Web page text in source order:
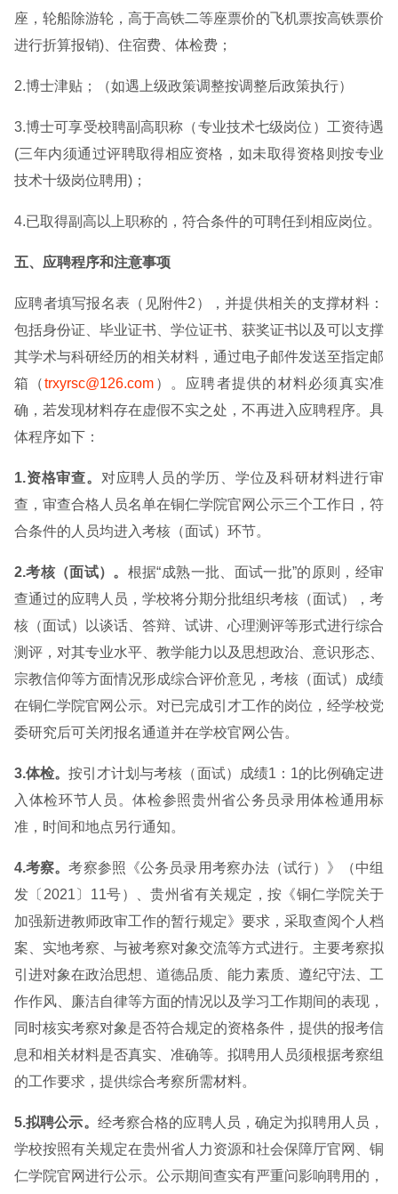
座，轮船除游轮，高于高铁二等座票价的飞机票按高铁票价
进行折算报销)、住宿费、体检费；
2.博士津贴；（如遇上级政策调整按调整后政策执行）
3.博士可享受校聘副高职称（专业技术七级岗位）工资待遇
(三年内须通过评聘取得相应资格，如未取得资格则按专业
技术十级岗位聘用)；
4.已取得副高以上职称的，符合条件的可聘任到相应岗位。
五、应聘程序和注意事项
应聘者填写报名表（见附件2），并提供相关的支撑材料：
包括身份证、毕业证书、学位证书、获奖证书以及可以支撑
其学术与科研经历的相关材料，通过电子邮件发送至指定邮
箱（trxyrsc@126.com ）。应聘者提供的材料必须真实准
确，若发现材料存在虚假不实之处，不再进入应聘程序。具
体程序如下：
1.资格审查。 对应聘人员的学历、学位及科研材料进行审
查，审查合格人员名单在铜仁学院官网公示三个工作日，符
合条件的人员均进入考核（面试）环节。
2.考核（面试）。 根据“成熟一批、面试一批”的原则，经审
查通过的应聘人员，学校将分期分批组织考核（面试），考
核（面试）以谈话、答辩、试讲、心理测评等形式进行综合
测评，对其专业水平、教学能力以及思想政治、意识形态、
宗教信仰等方面情况形成综合评价意见，考核（面试）成绩
在铜仁学院官网公示。对已完成引才工作的岗位，经学校党
委研究后可关闭报名通道并在学校官网公告。
3.体检。按引才计划与考核（面试）成绩1：1的比例确定进
入体检环节人员。体检参照贵州省公务员录用体检通用标
准，时间和地点另行通知。
4.考察。考察参照《公务员录用考察办法（试行）》（中组
发〔2021〕11号）、贵州省有关规定，按《铜仁学院关于
加强新进教师政审工作的暂行规定》要求，采取查阅个人档
案、实地考察、与被考察对象交流等方式进行。主要考察拟
引进对象在政治思想、道德品质、能力素质、遵纪守法、工
作作风、廉洁自律等方面的情况以及学习工作期间的表现，
同时核实考察对象是否符合规定的资格条件，提供的报考信
息和相关材料是否真实、准确等。拟聘用人员须根据考察组
的工作要求，提供综合考察所需材料。
5.拟聘公示。 经考察合格的应聘人员，确定为拟聘用人员，
学校按照有关规定在贵州省人力资源和社会保障厅官网、铜
仁学院官网进行公示。公示期间查实有严重问影响聘用的，